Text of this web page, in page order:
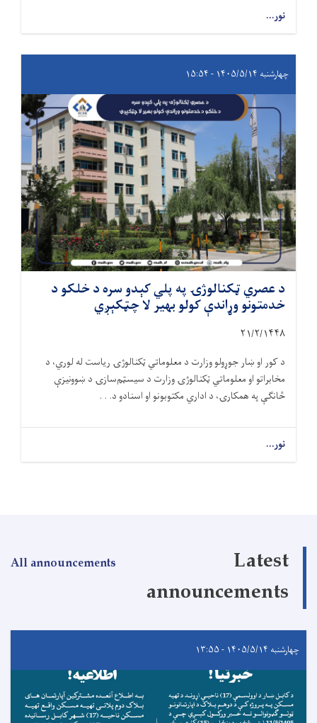
نور...
چهارشنبه ۱۴۰۵/۵/۱۴ - ۱۵:۵۴
د عصري ټکنالوژۍ په پلي کېدو سره د خلکو د
خدمتونو وړاندې کولو بهیر لا چټکېږي
۲۱/۲/۱۴۴۸
د کور او ښار جوړولو وزارت د معلوماتي ټکنالوژۍ ریاست له لوري، د
مخابراتو او معلوماتي ټکنالوژۍ وزارت د سیسټم‌سازۍ د ښوونیزې
څانګې په همکارۍ، د اداري مکتوبونو او اسنادو د. . .
نور...
Latest
announcements
All announcements
چهارشنبه ۱۴۰۵/۵/۱۴ - ۱۳:۵۵